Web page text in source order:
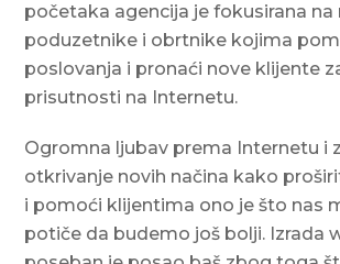
početaka agencija je fokusirana na
poduzetnike i obrtnike kojima
poslovanja i pronaći nove klijente
prisutnosti na Internetu.
Ogromna ljubav prema Internetu i
otkrivanje novih načina kako
i pomoći klijentima ono je što nas
potiče da budemo još bolji. Izrada